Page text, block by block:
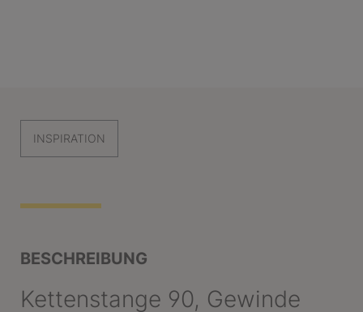
INSPIRATION
BESCHREIBUNG
Kettenstange 90, Gewinde